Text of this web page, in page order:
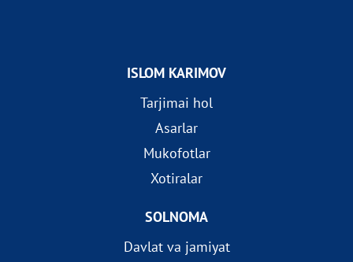
ISLOM KARIMOV
Tarjimai hol
Asarlar
Mukofotlar
Xotiralar
SOLNOMA
Davlat va jamiyat